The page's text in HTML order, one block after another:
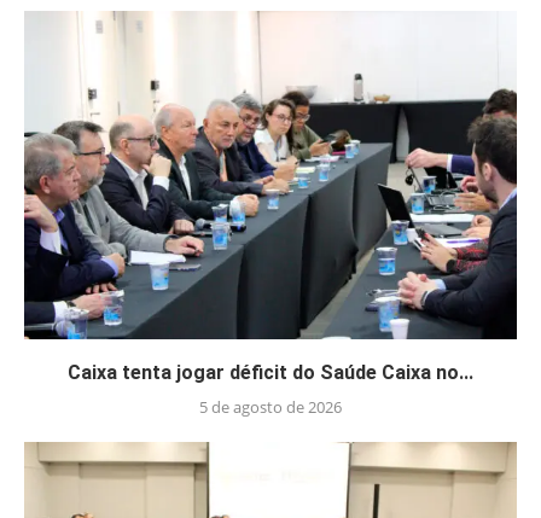
Caixa tenta jogar déficit do Saúde Caixa no...
5 de agosto de 2026